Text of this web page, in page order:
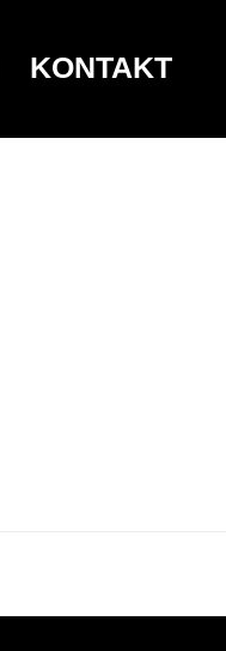
KONTAKT